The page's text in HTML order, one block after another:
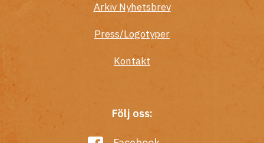
Arkiv Nyhetsbrev
Press/Logotyper
Kontakt
Följ oss: